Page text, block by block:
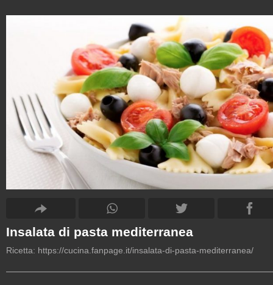
Insalata di pasta mediterranea
Ricetta: https://cucina.fanpage.it/insalata-di-pasta-mediterranea/